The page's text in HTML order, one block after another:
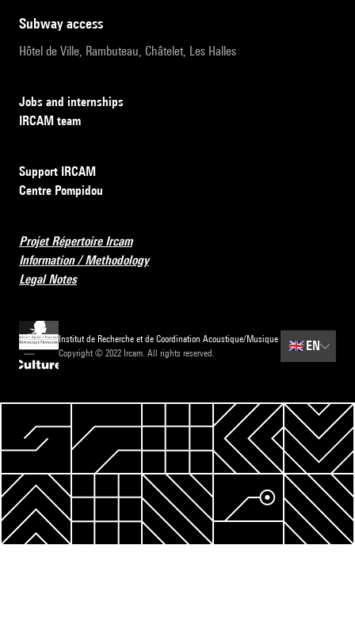
subway access
Hôtel de Ville, Rambuteau, Châtelet, Les Halles
Jobs and internships
IRCAM team
Support IRCAM
Centre Pompidou
Projet Répertoire Ircam
Information / Methodology
Legal Notes
Institut de Recherche et de Coordination Acoustique/Musique
Copyright © 2022 Ircam. All rights reserved.
🇬🇧 EN